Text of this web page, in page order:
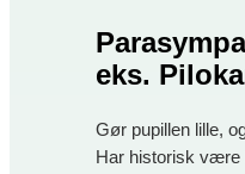
eks.
Gør pupillen lille,
Har historisk være